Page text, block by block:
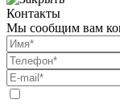
Контакты
Мы сообщим вам